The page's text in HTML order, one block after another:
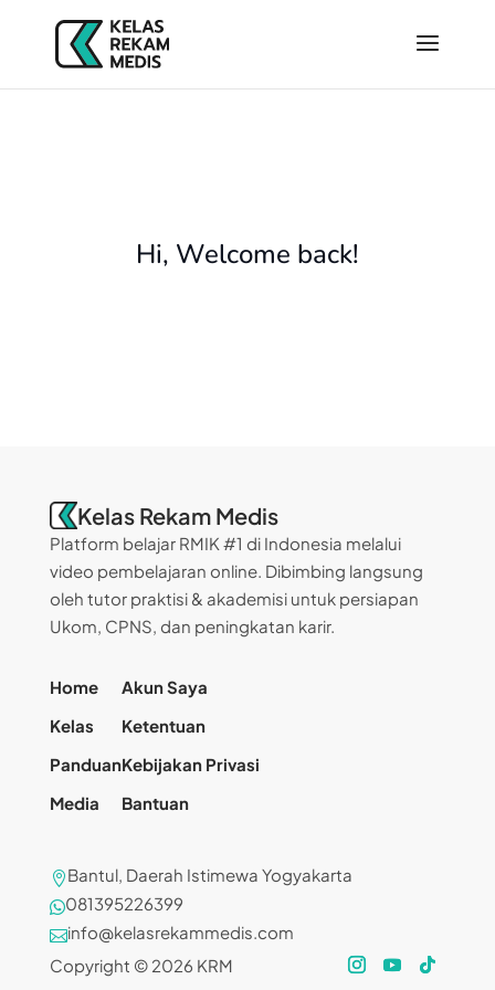
Hi, Welcome back!
Kelas Rekam Medis
Platform belajar RMIK #1 di Indonesia melalui
video pembelajaran online. Dibimbing langsung
oleh tutor praktisi & akademisi untuk persiapan
Ukom, CPNS, dan peningkatan karir.
Home
Kelas
Panduan
Media
Akun Saya
Ketentuan
Kebijakan Privasi
Bantuan
Bantul, Daerah Istimewa Yogyakarta
081395226399
info@kelasrekammedis.com
Copyright © 2026 KRM